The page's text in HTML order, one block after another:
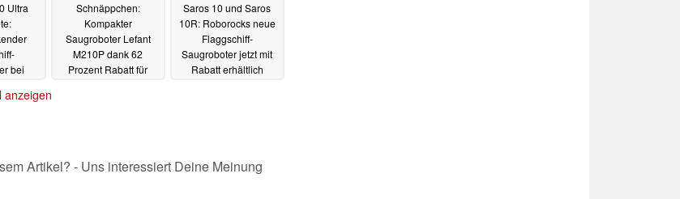
Ultra
bei
Schnäppchen:
Kompakter
Saugroboter Lefant
M210P dank 62
Prozent Rabatt für
Saros 10 und Saros
10R: Roborocks neue
Flaggschiff-
Saugroboter jetzt mit
Rabatt erhältlich
anzeigen
Artikel? - Uns interessiert Deine Meinung